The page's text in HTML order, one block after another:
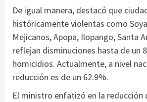
De igual manera, destacó que
históricamente violentas como
Mejicanos, Apopa, Ilopango, Santa
reflejan disminuciones hasta de un
homicidios. Actualmente, a nivel
reducción es de un 62.9%.
El ministro enfatizó en la